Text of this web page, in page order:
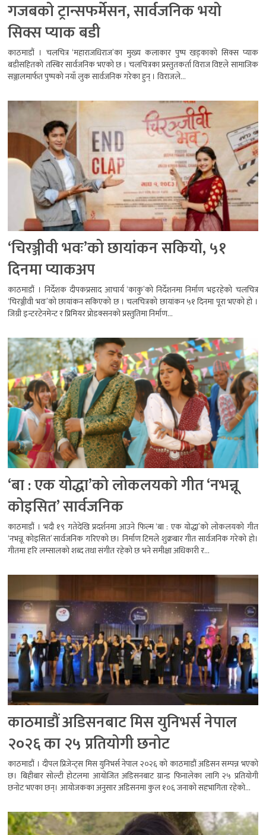
गजबको ट्रान्सफर्मेसन, सार्वजनिक भयो
सिक्स प्याक बडी
काठमाडौं । चलचित्र ‘महाराजधिराज’का मुख्य कलाकार पुष्प खड्काको सिक्स प्याक
बडीसहितको तस्बिर सार्वजनिक भएको छ । चलचित्रका प्रस्तुतकर्ता विराज विष्टले सामाजिक
सञ्जालमार्फत पुष्पको नयाँ लुक सार्वजनिक गरेका हुन् । विराजले...
‘चिरञ्जीवी भवः’को छायांकन सकियो, ५१
दिनमा प्याकअप
काठमाडौं । निर्देशक दीपकप्रसाद आचार्य ‘काकु’को निर्देशनमा निर्माण भइरहेको चलचित्र
‘चिरञ्जीवी भवः’को छायांकन सकिएको छ । चलचित्रको छायांकन ५१ दिनमा पूरा भएको हो ।
जिग्री इन्टरटेनमेन्ट र प्रिमियर प्रोडक्सनको प्रस्तुतिमा निर्माण...
‘बा : एक योद्धा’को लोकलयको गीत ‘नभन्नू
कोइसित’ सार्वजनिक
काठमाडौं । भदौ १९ गतेदेखि प्रदर्शनमा आउने फिल्म ‘बा : एक योद्धा’को लोकलयको गीत
‘नभन्नू कोइसित’ सार्वजनिक गरिएको छ। निर्माण टिमले शुक्रबार गीत सार्वजनिक गरेको हो।
गीतमा हरि लम्सालको शब्द तथा संगीत रहेको छ भने समीक्षा अधिकारी र...
काठमाडौं अडिसनबाट मिस युनिभर्स नेपाल
२०२६ का २५ प्रतियोगी छनोट
काठमाडौं । दीपल प्रिजेन्ट्स मिस युनिभर्स नेपाल २०२६ को काठमाडौं अडिसन सम्पन्न भएको
छ। बिहीबार सोल्टी होटलमा आयोजित अडिसनबाट ग्रान्ड फिनालेका लागि २५ प्रतियोगी
छनोट भएका छन्। आयोजकका अनुसार अडिसनमा कुल १०६ जनाको सहभागिता रहेको...